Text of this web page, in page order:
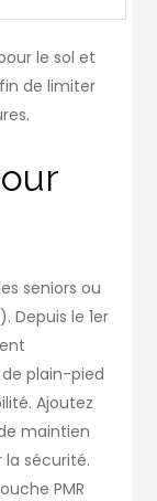
le sol et
de limiter
seniors ou
Depuis le 1er
plain-pied
Ajoutez
maintien
sécurité.
PMR